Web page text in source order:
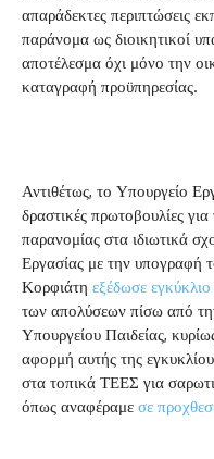
απαράδεκτες περιπτώσεις
παράνομα ως διοικητικοί
αποτέλεσμα όχι μόνο την
καταγραφή προϋπηρεσίας.
Αντιθέτως, το Υπουργείο
δραστικές πρωτοβουλίες
παρανομίας στα ιδιωτικά
Εργασίας με την υπογραφή
Κορφιάτη εξέδωσε εγκύκλιο
των απολύσεων πίσω από
Υπουργείου Παιδείας,
αφορμή αυτής της
στα τοπικά ΤΕΕΣ για
όπως αναφέραμε σε